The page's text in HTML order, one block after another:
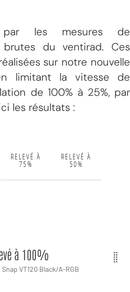
par les mesures de
brutes du ventirad. Ces
sur notre nouvelle
limitant la vitesse de
de 100% à 25%, par
les résultats :